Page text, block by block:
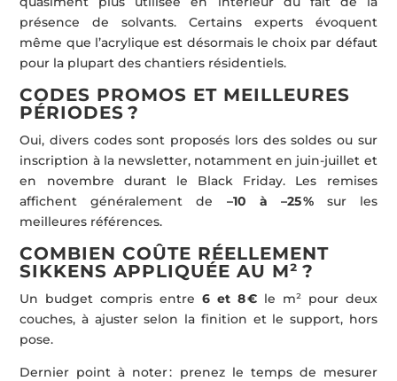
présence de solvants. Certains experts évoquent
même que l’acrylique est désormais le choix par défaut
pour la plupart des chantiers résidentiels.
CODES PROMOS ET MEILLEURES
PÉRIODES ?
Oui, divers codes sont proposés lors des soldes ou sur
inscription à la newsletter, notamment en juin-juillet et
en novembre durant le Black Friday. Les remises
affichent généralement de –10 à –25 %sur les
meilleures références.
COMBIEN COÛTE RÉELLEMENT
SIKKENS APPLIQUÉE AU M² ?
Un budget compris entre6 et 8 €le m² pour deux
couches, à ajuster selon la finition et le support, hors
pose.
Dernier point à noter : prenez le temps de mesurer